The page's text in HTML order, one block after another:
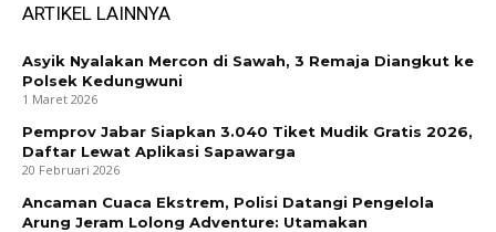
ARTIKEL LAINNYA
Asyik Nyalakan Mercon di Sawah, 3 Remaja Diangkut ke
Polsek Kedungwuni
1 Maret 2026
Pemprov Jabar Siapkan 3.040 Tiket Mudik Gratis 2026,
Daftar Lewat Aplikasi Sapawarga
20 Februari 2026
Ancaman Cuaca Ekstrem, Polisi Datangi Pengelola
Arung Jeram Lolong Adventure: Utamakan